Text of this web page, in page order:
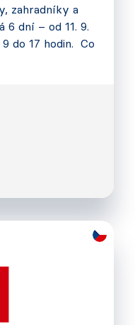
zahradníky a
dní – od 11. 9.
do 17 hodin. Co